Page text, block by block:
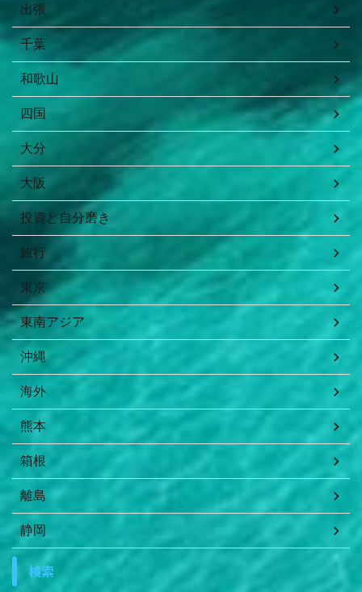
出張
千葉
和歌山
四国
大分
大阪
投資と自分磨き
旅行
東京
東南アジア
沖縄
海外
熊本
箱根
離島
静岡
検索